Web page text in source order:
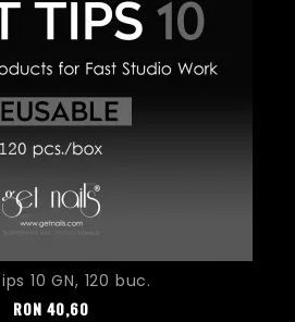
10 GN, 120 buc.
Pret
RON 40,60